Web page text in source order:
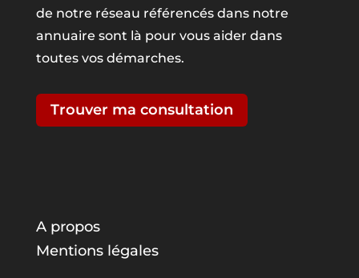
de notre réseau référencés dans notre
annuaire sont là pour vous aider dans
toutes vos démarches.
Trouver ma consultation
A propos
Mentions légales